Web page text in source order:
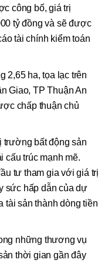
công bố, giá trị
tỷ đồng và sẽ được
tài chính kiểm toán
2,65 ha, tọa lạc trên
Giao, TP Thuận An
chấp thuận chủ
trường bất động sản
cấu trúc mạnh mẽ.
tư tham gia với giá trị
sức hấp dẫn của dự
tài sản thành dòng tiền
những thương vụ
thời gian gần đây